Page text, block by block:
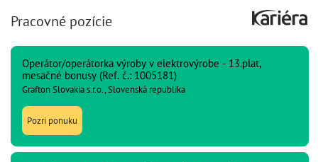
Pracovné pozície
Operátor/operátorka výroby v elektrovýrobe - 13.plat,
mesačné bonusy (Ref. č.: 1005181)
Grafton Slovakia s.r.o., Slovenská republika
Pozri ponuku